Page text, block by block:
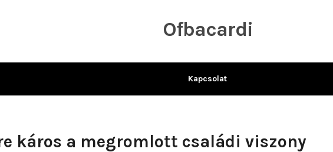
Ofbacardi
Kapcsolat
káros a megromlott családi viszony